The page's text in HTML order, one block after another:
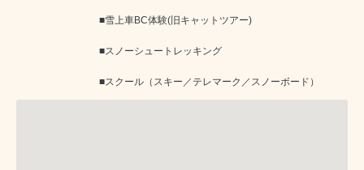
■雪上車BC体験(旧キャットツアー)
■スノーシュートレッキング
■スクール（スキー／テレマーク／スノーボード）